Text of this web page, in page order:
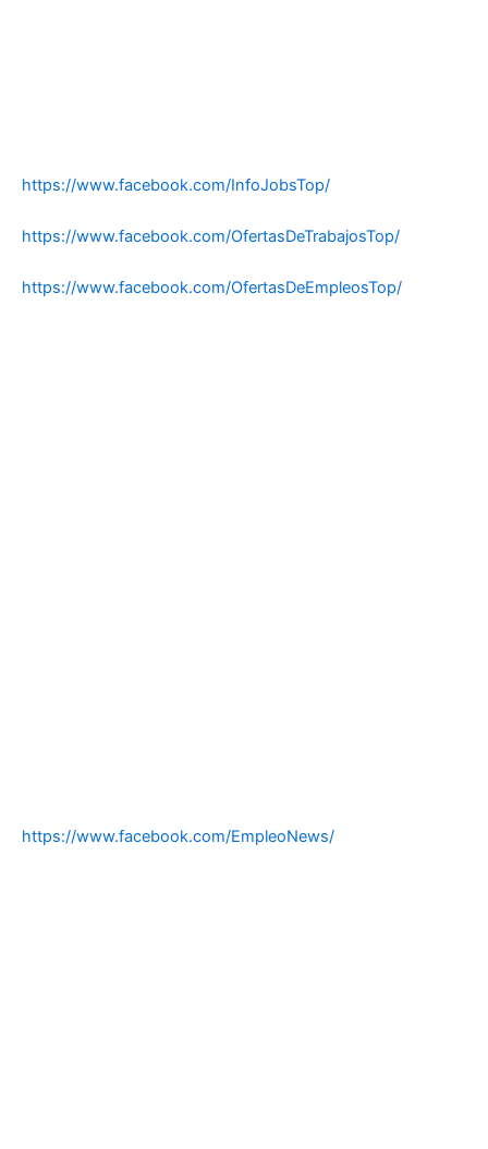
https://www.facebook.com/InfoJobsTop/
https://www.facebook.com/OfertasDeTrabajosTop/
https://www.facebook.com/OfertasDeEmpleosTop/
https://www.facebook.com/EmpleoNews/